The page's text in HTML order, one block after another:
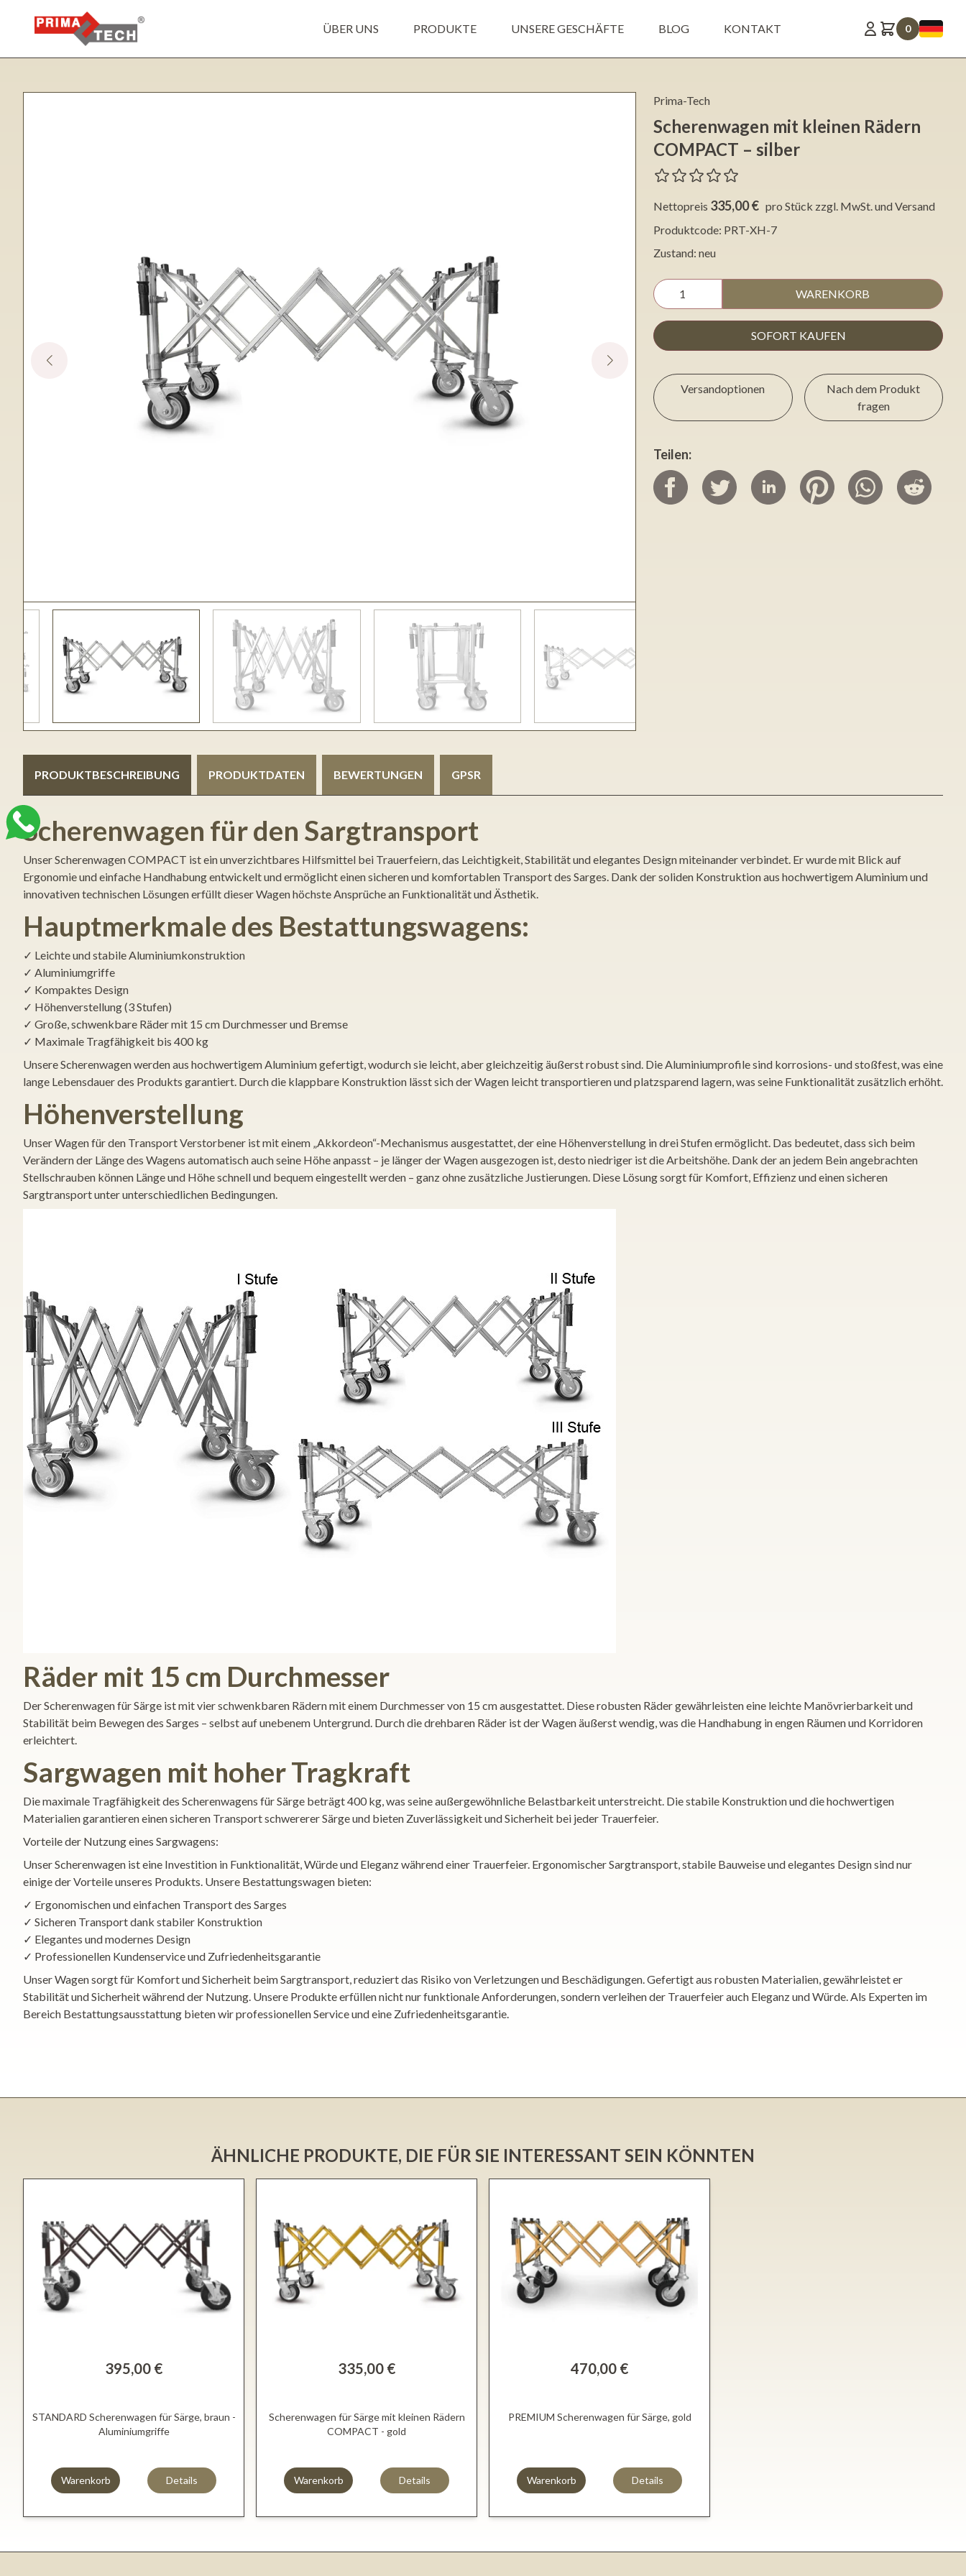
ÜBER UNS PRODUKTE UNSERE GESCHÄFTE BLOG KONTAKT 0
Prima-Tech
Scherenwagen mit kleinen Rädern
COMPACT – silber
Nettopreis 335,00 € pro Stück zzgl. MwSt. und Versand
Produktcode: PRT-XH-7
Zustand: neu
WARENKORB
SOFORT KAUFEN
Versandoptionen
Nach dem Produkt
fragen
Teilen:
PRODUKTBESCHREIBUNG PRODUKTDATEN BEWERTUNGEN GPSR
Scherenwagen für den Sargtransport
Unser Scherenwagen COMPACT ist ein unverzichtbares Hilfsmittel bei Trauerfeiern, das Leichtigkeit, Stabilität und elegantes Design miteinander verbindet. Er wurde mit Blick auf
Ergonomie und einfache Handhabung entwickelt und ermöglicht einen sicheren und komfortablen Transport des Sarges. Dank der soliden Konstruktion aus hochwertigem Aluminium und
innovativen technischen Lösungen erfüllt dieser Wagen höchste Ansprüche an Funktionalität und Ästhetik.
Hauptmerkmale des Bestattungswagens:
✓ Leichte und stabile Aluminiumkonstruktion
✓ Aluminiumgriffe
✓ Kompaktes Design
✓ Höhenverstellung (3 Stufen)
✓ Große, schwenkbare Räder mit 15 cm Durchmesser und Bremse
✓ Maximale Tragfähigkeit bis 400 kg
Unsere Scherenwagen werden aus hochwertigem Aluminium gefertigt, wodurch sie leicht, aber gleichzeitig äußerst robust sind. Die Aluminiumprofile sind korrosions- und stoßfest, was eine
lange Lebensdauer des Produkts garantiert. Durch die klappbare Konstruktion lässt sich der Wagen leicht transportieren und platzsparend lagern, was seine Funktionalität zusätzlich erhöht.
Höhenverstellung
Unser Wagen für den Transport Verstorbener ist mit einem „Akkordeon“-Mechanismus ausgestattet, der eine Höhenverstellung in drei Stufen ermöglicht. Das bedeutet, dass sich beim
Verändern der Länge des Wagens automatisch auch seine Höhe anpasst – je länger der Wagen ausgezogen ist, desto niedriger ist die Arbeitshöhe. Dank der an jedem Bein angebrachten
Stellschrauben können Länge und Höhe schnell und bequem eingestellt werden – ganz ohne zusätzliche Justierungen. Diese Lösung sorgt für Komfort, Effizienz und einen sicheren
Sargtransport unter unterschiedlichen Bedingungen.
Räder mit 15 cm Durchmesser
Der Scherenwagen für Särge ist mit vier schwenkbaren Rädern mit einem Durchmesser von 15 cm ausgestattet. Diese robusten Räder gewährleisten eine leichte Manövrierbarkeit und
Stabilität beim Bewegen des Sarges – selbst auf unebenem Untergrund. Durch die drehbaren Räder ist der Wagen äußerst wendig, was die Handhabung in engen Räumen und Korridoren
erleichtert.
Sargwagen mit hoher Tragkraft
Die maximale Tragfähigkeit des Scherenwagens für Särge beträgt 400 kg, was seine außergewöhnliche Belastbarkeit unterstreicht. Die stabile Konstruktion und die hochwertigen
Materialien garantieren einen sicheren Transport schwererer Särge und bieten Zuverlässigkeit und Sicherheit bei jeder Trauerfeier.
Vorteile der Nutzung eines Sargwagens:
Unser Scherenwagen ist eine Investition in Funktionalität, Würde und Eleganz während einer Trauerfeier. Ergonomischer Sargtransport, stabile Bauweise und elegantes Design sind nur
einige der Vorteile unseres Produkts. Unsere Bestattungswagen bieten:
✓ Ergonomischen und einfachen Transport des Sarges
✓ Sicheren Transport dank stabiler Konstruktion
✓ Elegantes und modernes Design
✓ Professionellen Kundenservice und Zufriedenheitsgarantie
Unser Wagen sorgt für Komfort und Sicherheit beim Sargtransport, reduziert das Risiko von Verletzungen und Beschädigungen. Gefertigt aus robusten Materialien, gewährleistet er
Stabilität und Sicherheit während der Nutzung. Unsere Produkte erfüllen nicht nur funktionale Anforderungen, sondern verleihen der Trauerfeier auch Eleganz und Würde. Als Experten im
Bereich Bestattungsausstattung bieten wir professionellen Service und eine Zufriedenheitsgarantie.
ÄHNLICHE PRODUKTE, DIE FÜR SIE INTERESSANT SEIN KÖNNTEN
395,00 €
STANDARD Scherenwagen für Särge, braun -
Aluminiumgriffe
Warenkorb Details
335,00 €
Scherenwagen für Särge mit kleinen Rädern
COMPACT - gold
Warenkorb Details
470,00 €
PREMIUM Scherenwagen für Särge, gold
Warenkorb Details